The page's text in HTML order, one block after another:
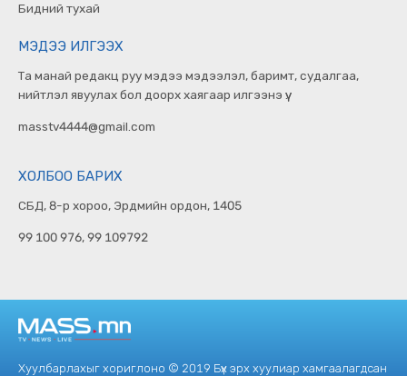
Бидний тухай
МЭДЭЭ ИЛГЭЭХ
Та манай редакц руу мэдээ мэдээлэл, баримт, судалгаа,
нийтлэл явуулах бол доорх хаягаар илгээнэ үү.
masstv4444@gmail.com
ХОЛБОО БАРИХ
СБД, 8-р хороо, Эрдмийн ордон, 1405
99 100 976, 99 109792
Хуулбарлахыг хориглоно © 2019 Бүх эрх хуулиар хамгаалагдсан